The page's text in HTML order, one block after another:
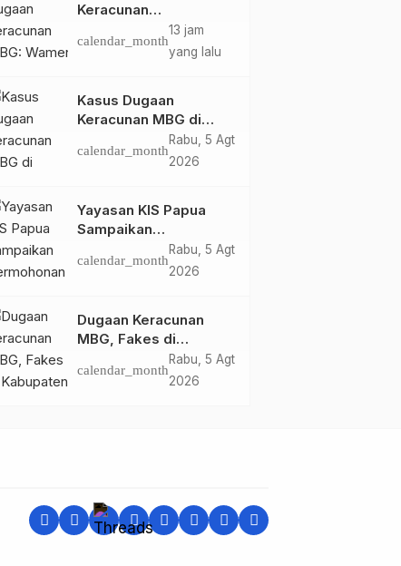
Keracunan
MBG: Wamengadri
Kunjungi SPPG
calendar_month
13 jam
yang lalu
Kasus Dugaan
Keracunan MBG di
Kabupaten Jayapura,
Polisi Periksa 30 Orang
calendar_month
Rabu, 5 Agt
2026
Yayasan KIS Papua
Sampaikan
Permohonan Maaf dan
Siap Tanggung Biaya
Depapre
calendar_month
Rabu, 5 Agt
2026
Dugaan Keracunan
MBG, Fakes di
Kabupaten Jayapura
‘Kewalahan’ Layani
calendar_month
Rabu, 5 Agt
2026